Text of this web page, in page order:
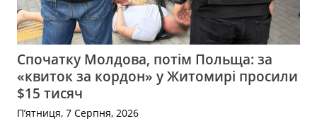
Спочатку Молдова, потім Польща: за
«квиток за кордон» у Житомирі просили
$15 тисяч
П’ятниця, 7 Серпня, 2026